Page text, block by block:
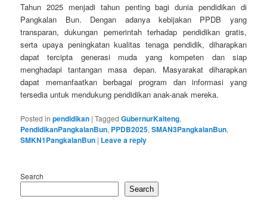
Tahun 2025 menjadi tahun penting bagi dunia pendidikan di
Pangkalan Bun. Dengan adanya kebijakan PPDB yang
transparan, dukungan pemerintah terhadap pendidikan gratis,
serta upaya peningkatan kualitas tenaga pendidik, diharapkan
dapat tercipta generasi muda yang kompeten dan siap
menghadapi tantangan masa depan. Masyarakat diharapkan
dapat memanfaatkan berbagai program dan informasi yang
tersedia untuk mendukung pendidikan anak-anak mereka.
Posted in pendidikan |Tagged GubernurKalteng,
PendidikanPangkalanBun, PPDB2025,SMAN3PangkalanBun,
SMKN1PangkalanBun | Leave a reply
Search
Search